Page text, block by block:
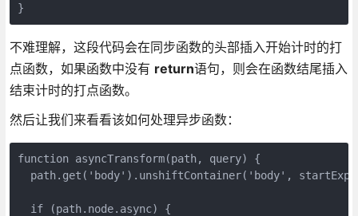
}
不难理解，这段代码会在同步函数的头部插入开始计时的打
点函数，如果函数中没有 return语句，则会在函数结尾插入
结束计时的打点函数。
然后让我们来看看该如何处理异步函数：
function asyncTransform(path, query) {
path.get('body').unshiftContainer('body',
  if (path.node.async) {